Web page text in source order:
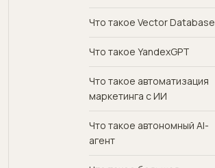
Что такое Vector Database
Что такое YandexGPT
Что такое автоматизация
маркетинга с ИИ
Что такое автономный AI-
агент